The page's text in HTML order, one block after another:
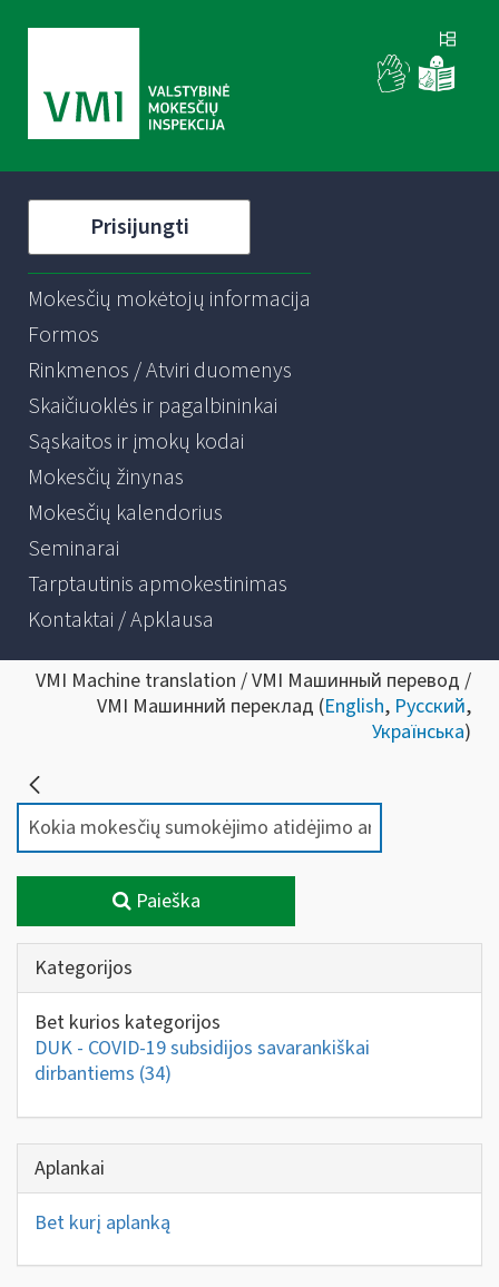
Prisijungti
Mokesčių mokėtojų informacija
Formos
Rinkmenos / Atviri duomenys
Skaičiuoklės ir pagalbininkai
Sąskaitos ir įmokų kodai
Mokesčių žinynas
Mokesčių kalendorius
Seminarai
Tarptautinis apmokestinimas
Kontaktai / Apklausa
VMI Machine translation / VMI Машинный перевод /
VMI Машинний переклад (English, Русский,
Українська)
Paieška
Kategorijos
Bet kurios kategorijos
DUK - COVID-19 subsidijos savarankiškai
dirbantiems (34)
Aplankai
Bet kurį aplanką